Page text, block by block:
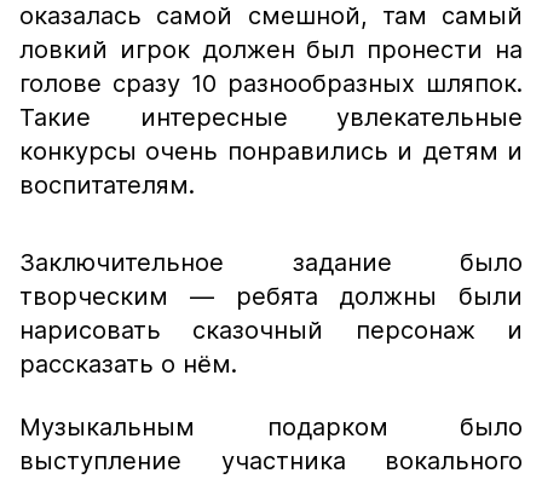
оказалась самой смешной, там самый
ловкий игрок должен был пронести на
голове сразу 10 разнообразных шляпок.
Такие интересные увлекательные
конкурсы очень понравились и детям и
воспитателям.
Заключительное задание было
творческим — ребята должны были
нарисовать сказочный персонаж и
рассказать о нём.
Музыкальным подарком было
выступление участника вокального